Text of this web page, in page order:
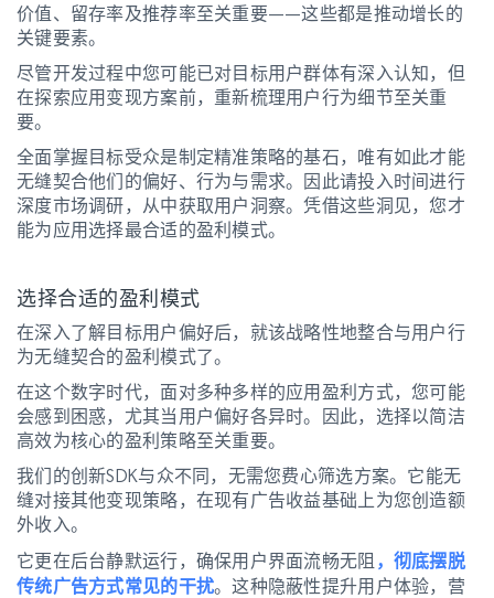
价值、留存率及推荐率至关重要——这些都是推动增长的
关键要素。
尽管开发过程中您可能已对目标用户群体有深入认知，但
在探索应用变现方案前，重新梳理用户行为细节至关重
要。
全面掌握目标受众是制定精准策略的基石，唯有如此才能
无缝契合他们的偏好、行为与需求。因此请投入时间进行
深度市场调研，从中获取用户洞察。凭借这些洞见，您才
能为应用选择最合适的盈利模式。
选择合适的盈利模式
在深入了解目标用户偏好后，就该战略性地整合与用户行
为无缝契合的盈利模式了。
在这个数字时代，面对多种多样的应用盈利方式，您可能
会感到困惑，尤其当用户偏好各异时。因此，选择以简洁
高效为核心的盈利策略至关重要。
我们的创新SDK与众不同，无需您费心筛选方案。它能无
缝对接其他变现策略，在现有广告收益基础上为您创造额
外收入。
它更在后台静默运行，确保用户界面流畅无阻 ，彻底摆脱
传统广告方式常见的干扰。这种隐蔽性提升用户体验，营